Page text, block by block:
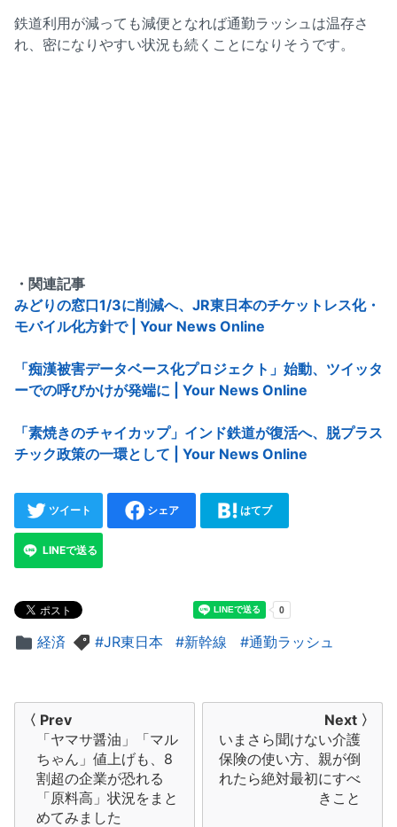
鉄道利用が減っても減便となれば通勤ラッシュは温存さ
れ、密になりやすい状況も続くことになりそうです。
・関連記事
みどりの窓口1/3に削減へ、JR東日本のチケットレス化・
モバイル化方針で | Your News Online
「痴漢被害データベース化プロジェクト」始動、ツイッタ
ーでの呼びかけが発端に | Your News Online
「素焼きのチャイカップ」インド鉄道が復活へ、脱プラス
チック政策の一環として | Your News Online
ツイート シェア はてブ
LINEで送る
経済 JR東日本 新幹線 通勤ラッシュ
〈 Prev
「ヤマサ醤油」「マル
ちゃん」値上げも、8
割超の企業が恐れる
「原料高」状況をまと
めてみました
Next 〉
いまさら聞けない介護
保険の使い方、親が倒
れたら絶対最初にすべ
きこと